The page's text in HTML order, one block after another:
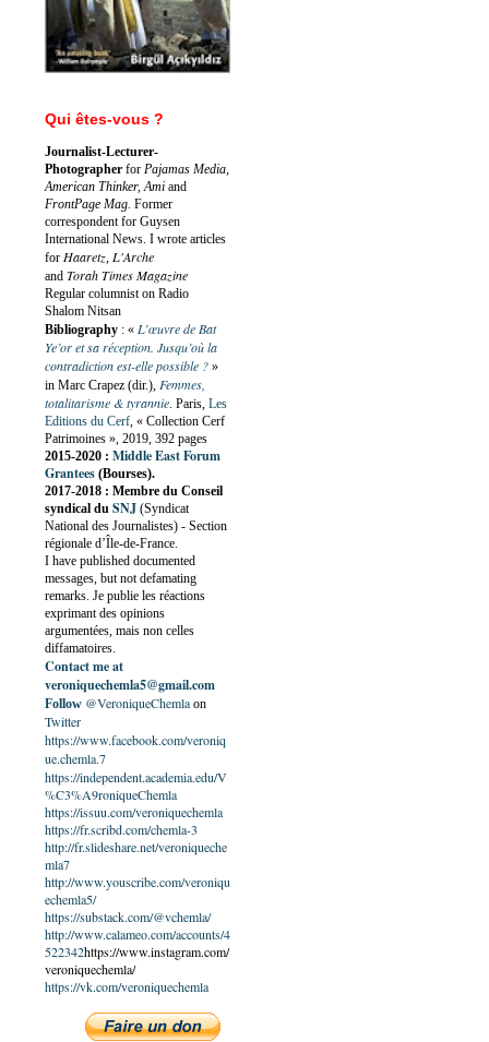
Qui êtes-vous ?
Journalist-Lecturer-
Photographer for Pajamas Media,
American Thinker, Ami and
FrontPage Mag. Former
correspondent for Guysen
International News. I wrote articles
for Haaretz, L'Arche
and Torah Times Magazine
Regular columnist on Radio
Shalom Nitsan
Bibliography : « L’œuvre de Bat
Ye’or et sa réception. Jusqu’où la
contradiction est-elle possible ? »
in Marc Crapez (dir.), Femmes,
totalitarisme & tyrannie. Paris, Les
Editions du Cerf, « Collection Cerf
Patrimoines », 2019, 392 pages
2015-2020 : Middle East Forum
Grantees (Bourses).
2017-2018 : Membre du Conseil
syndical du SNJ (Syndicat
National des Journalistes) - Section
régionale d’Île-de-France.
I have published documented
messages, but not defamating
remarks. Je publie les réactions
exprimant des opinions
argumentées, mais non celles
diffamatoires.
Contact me at
veroniquechemla5@gmail.com
Follow @VeroniqueChemlaon
Twitter
https://www.facebook.com/veroniq
ue.chemla.7
https://independent.academia.edu/V
%C3%A9roniqueChemla
https://issuu.com/veroniquechemla
https://fr.scribd.com/chemla-3
http://fr.slideshare.net/veroniqueche
mla7
http://www.youscribe.com/veroniqu
echemla5/
https://substack.com/@vchemla/
http://www.calameo.com/accounts/4
522342https://www.instagram.com/
veroniquechemla/
https://vk.com/veroniquechemla